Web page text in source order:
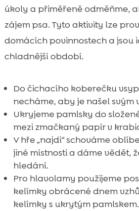
úkoly a přiměřeně odměňme,
zájem psa. Tyto aktivity lze
domácích povinnostech a jsou
chladnější období.
Do čichacího koberečku
necháme, aby je našel svým
Ukryjeme pamlsky do
mezi zmačkaný papír v
V hře „najdi“ schováme
jiné místnosti a dáme vědět,
hledání.
Pro hlavolamy použijeme
kelímky obrácené dnem
kelímky s ukrytým pamlskem.